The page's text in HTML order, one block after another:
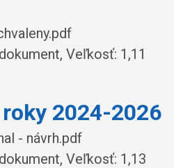
Veľkosť: 1,11
2024-2026
- návrh.pdf
Veľkosť: 1,13